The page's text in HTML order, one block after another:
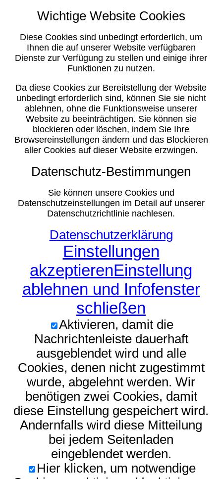
Wichtige Website Cookies
Diese Cookies sind unbedingt erforderlich, um
Ihnen die auf unserer Website verfügbaren
Dienste zur Verfügung zu stellen und einige ihrer
Funktionen zu nutzen.
Da diese Cookies zur Bereitstellung der Website
unbedingt erforderlich sind, können Sie sie nicht
ablehnen, ohne die Funktionsweise unserer
Website zu beeinträchtigen. Sie können sie
blockieren oder löschen, indem Sie Ihre
Browsereinstellungen ändern und das Blockieren
aller Cookies auf dieser Website erzwingen.
Datenschutz-Bestimmungen
Sie können unsere Cookies und
Datenschutzeinstellungen im Detail auf unserer
Datenschutzrichtlinie nachlesen.
Datenschutzerklärung
Einstellungen
akzeptierenEinstellung
ablehnen und Infofenster
schließen
Aktivieren, damit die
Nachrichtenleiste dauerhaft
ausgeblendet wird und alle
Cookies, denen nicht zugestimmt
wurde, abgelehnt werden. Wir
benötigen zwei Cookies, damit
diese Einstellung gespeichert wird.
Andernfalls wird diese Mitteilung
bei jedem Seitenladen
eingeblendet werden.
Hier klicken, um notwendige